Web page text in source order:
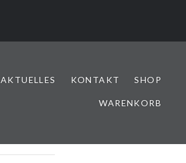
AKTUELLES KONTAKT SHOP
WARENKORB